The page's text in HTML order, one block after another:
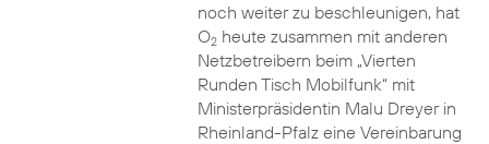
noch weiter zu beschleunigen, hat
O2heute zusammen mit anderen
Netzbetreibern beim „Vierten
Runden Tisch Mobilfunk“ mit
Ministerpräsidentin Malu Dreyer in
Rheinland-Pfalz eine Vereinbarung